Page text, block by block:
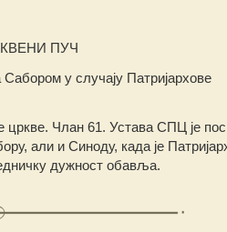
ПУЧ
у случају Патријархове
цркве. Члан 61. Устава СПЦ је
али и Синоду, када је
дужност обавља.